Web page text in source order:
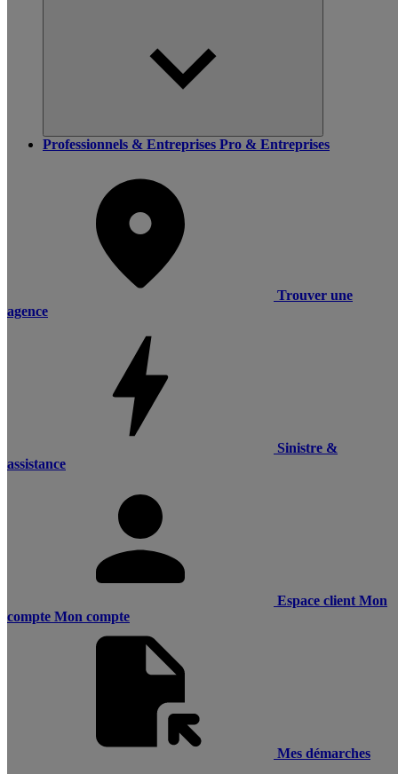
Professionnels & Entreprises Pro & Entreprises
Trouver une
agence
Sinistre &
assistance
Espace client Mon
compte Mon compte
Mes démarches